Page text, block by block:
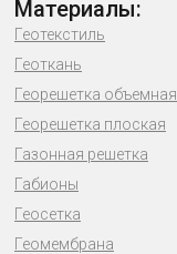
Материалы:
Геотекстиль
Геоткань
Георешетка объемная
Георешетка плоская
Газонная решетка
Габионы
Геосетка
Геомембрана